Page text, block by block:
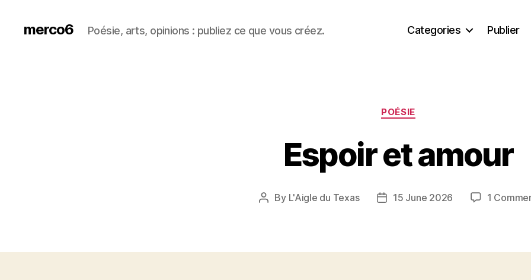
merco6 Poésie, arts, opinions : publiez ce que vous créez. Categories Publier
Categories
POÉSIE
Espoir et amour
Post
By L'Aigle du Texas
Post15 June 2026 1